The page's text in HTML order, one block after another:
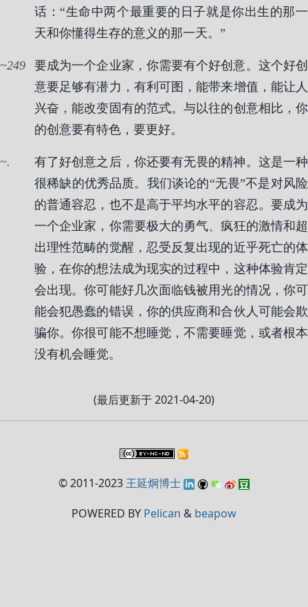
话：“生命中两个最重要的日子就是你出生的那一
天和你懂得生存的意义的那一天。”
249
要成为一个企业家，你需要有个好创意。这个好创
意要足够有潜力，有利可图，能带来增值，能让人
兴奋，能改变固有的范式。与以往的创意相比，你
的创意要有特色，要更好。
.
有了好创意之后，你还要有无畏的精神。这是一种
很稀缺的优秀品质。我们谈论的“无畏”不是对风险
的普通容忍，也不是高于平均水平的容忍。要成为
一个企业家，你需要极大的勇气、疯狂的激情和超
出理性范畴的觉醒，忍受反复出现的近乎死亡的体
验，在你的想法成为现实的过程中，这种体验肯定
会出现。你可能好几次面临钱被用光的情况，你可
能会犯愚蠢的错误，你的供应商和合伙人可能会欺
骗你。你很可能不想睡觉，不需要睡觉，或者根本
没有机会睡觉。
(最后更新于 2021-04-20)
© 2011-2023 王延炯博士
POWERED BY Pelican & beapow